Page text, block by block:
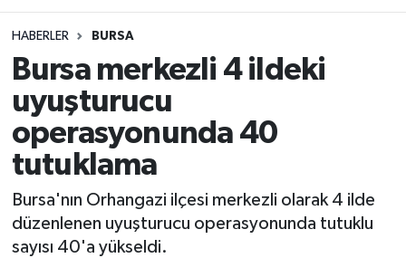
HABERLER BURSA
Bursa merkezli 4 ildeki
uyuşturucu
operasyonunda 40
tutuklama
Bursa'nın Orhangazi ilçesi merkezli olarak 4 ilde
düzenlenen uyuşturucu operasyonunda tutuklu
sayısı 40'a yükseldi.
Asayiş
Rize Jandarma Komutanlığı
Bilim Teknoloji
Bölge
Advertising news
Canlı Maç
Merkez Trafik Yoğunluk Haritası
Süper Lig Puan Durumu ve Fikstür
Tüm Manşetler
Son Dakika Haberleri
Haber Arşivi